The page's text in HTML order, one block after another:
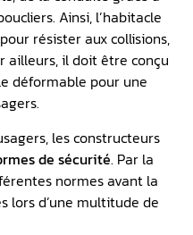
Ainsi, l’habitacle
résister aux collisions,
ailleurs, il doit être conçu
déformable pour une
les constructeurs
de sécurité. Par la
normes avant la
lors d’une multitude de